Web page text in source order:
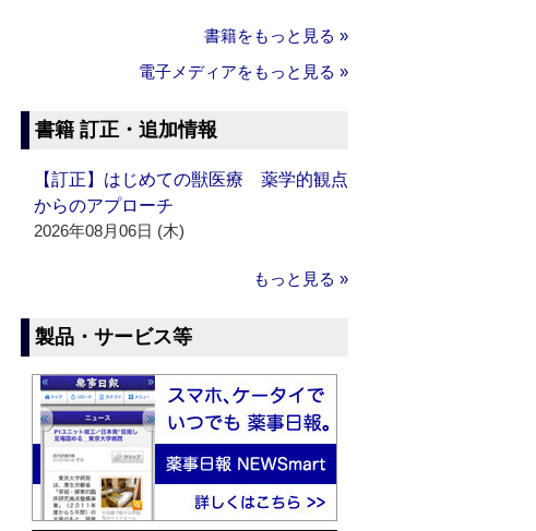
書籍をもっと見る »
電子メディアをもっと見る »
書籍 訂正・追加情報
【訂正】はじめての獣医療 薬学的観点
からのアプローチ
2026年08月06日 (木)
もっと見る »
製品・サービス等